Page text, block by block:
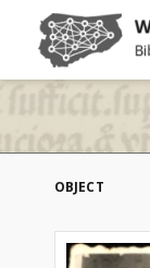
OBJECT